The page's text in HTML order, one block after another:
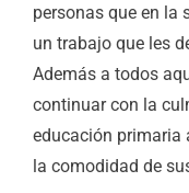
personas que en la
un trabajo que les
Además a todos
continuar con la
educación primaria
la comodidad de